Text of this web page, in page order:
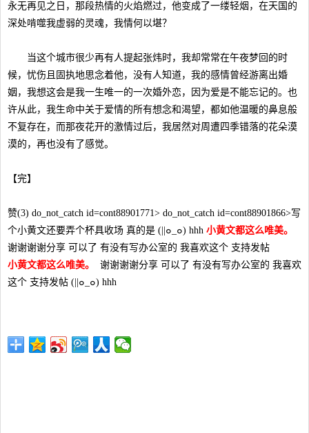
永无再见之日，那段热情的火焰燃过，他变成了一缕轻烟，在天国的
深处啃噬我虚弱的灵魂，我情何以堪？
当这个城市很少再有人提起张炜时，我却常常在午夜梦回的时
候，忧伤且固执地思念着他，没有人知道，我的感情曾经游离出婚
姻，我想这会是我一生唯一的一次婚外恋，因为爱是不能忘记的。也
许从此，我生命中关于爱情的所有想念和渴望，都如他温暖的鼻息般
不复存在，而那夜花开的激情过后，我居然对周遭四季错落的花朵漠
漠的，再也没有了感觉。
【完】
赞(3) do_not_catch id=cont88901771> do_not_catch id=cont88901866>写
个小黄文还要弄个杯具收场 真的是 (||๐_๐) hhh 小黄文都这么唯美。
谢谢谢谢分享 可以了 有没有写办公室的 我喜欢这个 支持发帖
小黄文都这么唯美。
谢谢谢谢分享 可以了 有没有写办公室的 我喜欢
这个 支持发帖 (||๐_๐) hhh